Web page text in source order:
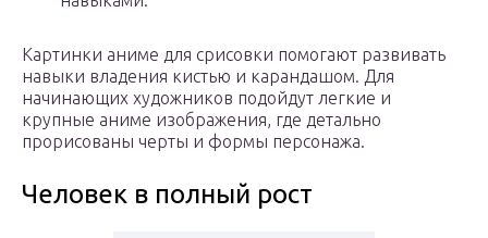
Картинки аниме для срисовки помогают развивать
навыки владения кистью и карандашом. Для
начинающих художников подойдут легкие и
крупные аниме изображения, где детально
прорисованы черты и формы персонажа.
Человек в полный рост